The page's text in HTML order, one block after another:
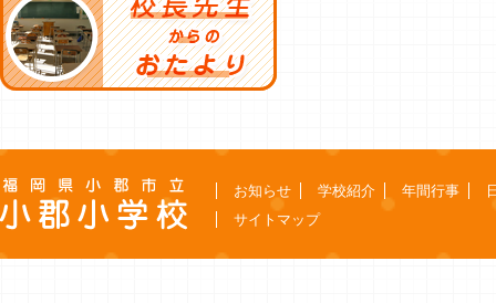
お知らせ 学校紹介 年間行事
サイトマップ